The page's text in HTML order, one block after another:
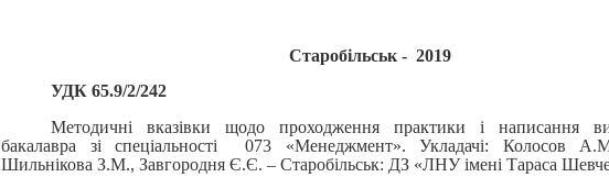
Старобільськ - 2019
УДК 65.9/2/242
Методичні вказівки щодо проходження практики і написання
бакалавра зі спеціальності 073 «Менеджмент». Укладачі: Колосов
Шильнікова З.М., Завгородня Є.Є. – Старобільськ: ДЗ «ЛНУ імені Тараса